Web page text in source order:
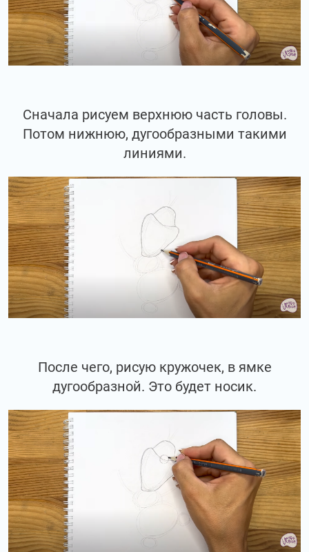
Сначала рисуем верхнюю часть головы.
Потом нижнюю, дугообразными такими
линиями.
После чего, рисую кружочек, в ямке
дугообразной. Это будет носик.